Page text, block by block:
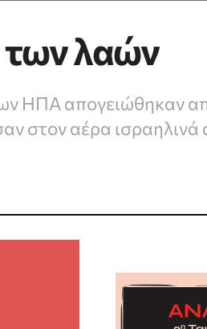
των λαών
ΗΠΑ απογειώθηκαν
στον αέρα